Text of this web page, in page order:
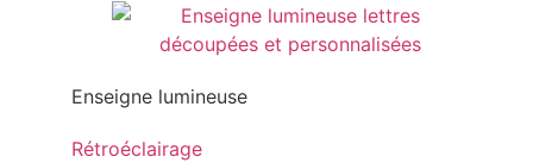
Enseigne lumineuse
Rétroéclairage